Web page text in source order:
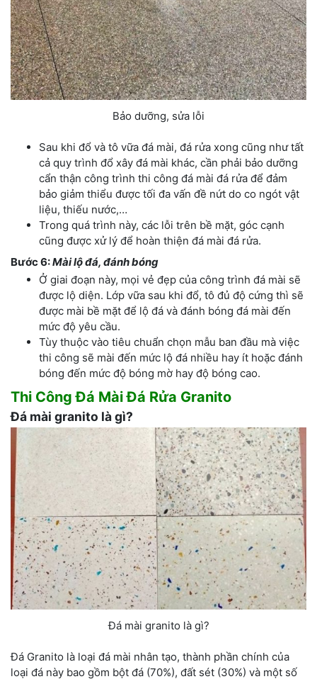
Bảo dưỡng, sửa lỗi
Sau khi đổ và tô vữa đá mài, đá rửa xong cũng như tất
cả quy trình đổ xây đá mài khác, cần phải bảo dưỡng
cẩn thận công trình thi công đá mài đá rửa để đảm
bảo giảm thiểu được tối đa vấn đề nứt do co ngót vật
liệu, thiếu nước,…
Trong quá trình này, các lỗi trên bề mặt, góc cạnh
cũng được xử lý để hoàn thiện đá mài đá rửa.
Bước 6:Mài lộ đá, đánh bóng
Ở giai đoạn này, mọi vẻ đẹp của công trình đá mài sẽ
được lộ diện. Lớp vữa sau khi đổ, tô đủ độ cứng thì sẽ
được mài bề mặt để lộ đá và đánh bóng đá mài đến
mức độ yêu cầu.
Tùy thuộc vào tiêu chuẩn chọn mẫu ban đầu mà việc
thi công sẽ mài đến mức lộ đá nhiều hay ít hoặc đánh
bóng đến mức độ bóng mờ hay độ bóng cao.
Thi Công Đá MàiĐá Rửa Granito
Đá mài granito là gì?
Đá mài granito là gì?
Đá Granito là loại đá mài nhân tạo, thành phần chính của
loại đá này bao gồm bột đá (70%), đất sét (30%) và một số